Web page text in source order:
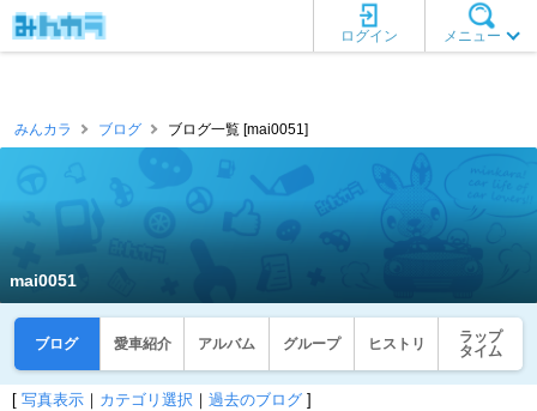
メニュー
ログイン
みんカラ ブログ ブログ一覧 [mai0051]
mai0051
ブログ 愛車紹介 アルバム グループ ヒストリ
ラップ
タイム
[ 写真表示 ｜ カテゴリ選択 ｜ 過去のブログ ]